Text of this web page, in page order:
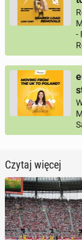
-
Czytaj więcej